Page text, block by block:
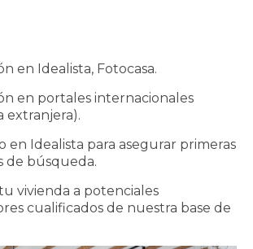
en Idealista, Fotocasa.
en portales internacionales
extranjera).
en Idealista para asegurar primeras
de búsqueda.
vivienda a potenciales
cualificados de nuestra base de